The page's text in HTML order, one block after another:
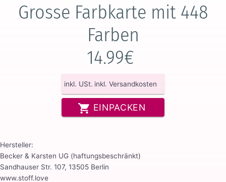
Grosse Farbkarte mit 448
Farben
14.99€
inkl. USt. inkl. Versandkosten
EINPACKEN
Hersteller:
Becker & Karsten UG (haftungsbeschränkt)
Sandhauser Str. 107, 13505 Berlin
www.stoff.love